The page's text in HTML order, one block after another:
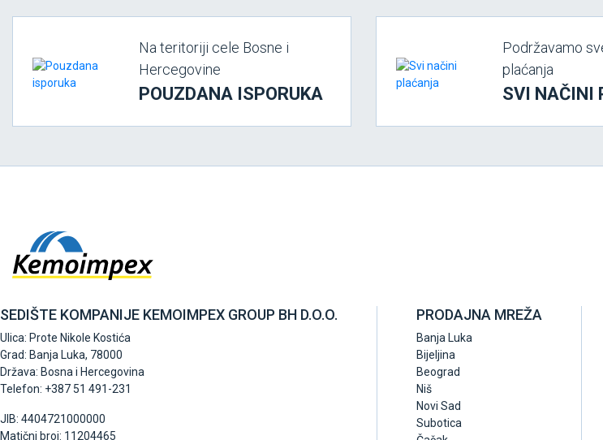
Na teritoriji cele Bosne i
Hercegovine
POUZDANA ISPORUKA
Podržavamo
plaćanja
SVI NAČINI
SEDIŠTE KOMPANIJE KEMOIMPEX GROUP BH D.O.O.
Ulica: Prote Nikole Kostića
Grad: Banja Luka, 78000
Država: Bosna i Hercegovina
Telefon: +387 51 491-231
JIB: 4404721000000
Matični broj: 11204465
PRODAJNA MREŽA
Banja Luka
Bijeljina
Beograd
Niš
Novi Sad
Subotica